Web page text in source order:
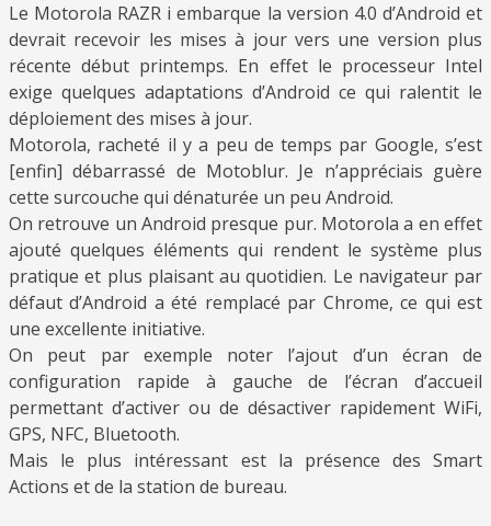
Le Motorola RAZR i embarque la version 4.0 d’Android et
devrait recevoir les mises à jour vers une version plus
récente début printemps. En effet le processeur Intel
exige quelques adaptations d’Android ce qui ralentit le
déploiement des mises à jour.
Motorola, racheté il y a peu de temps par Google, s’est
[enfin] débarrassé de Motoblur. Je n’appréciais guère
cette surcouche qui dénaturée un peu Android.
On retrouve un Android presque pur. Motorola a en effet
ajouté quelques éléments qui rendent le système plus
pratique et plus plaisant au quotidien. Le navigateur par
défaut d’Android a été remplacé par Chrome, ce qui est
une excellente initiative.
On peut par exemple noter l’ajout d’un écran de
configuration rapide à gauche de l’écran d’accueil
permettant d’activer ou de désactiver rapidement WiFi,
GPS, NFC, Bluetooth.
Mais le plus intéressant est la présence des Smart
Actions et de la station de bureau.